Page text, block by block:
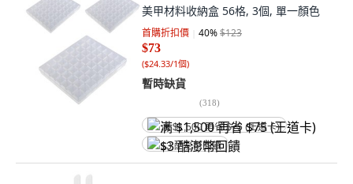
美甲材料收納盒 56格, 3個, 單一顏色
首購折扣價 40%$123
$73
($24.33/1個)
暫時缺貨
(318)
满 $1,500 再省 $75 (王道卡)
$3 酷澎幣回饋